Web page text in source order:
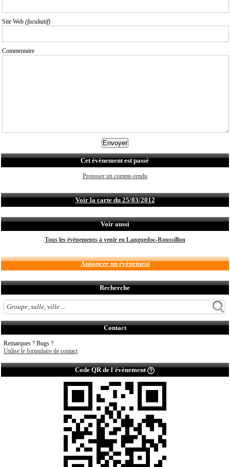
Site Web (facultatif)
Commentaire
Cet évènement est passé
Proposer un compte-rendu
Voir la carte du 25/03/2012
Voir aussi
Tous les évènements à venir en Languedoc-Roussillon
Annoncer un évènement
Recherche
Contact
Remarques ? Bugs ?
Utilise le formulaire de contact
Code QR de l'évènement